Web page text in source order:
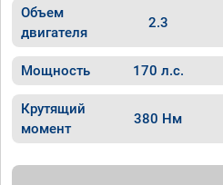
Объем
двигателя
2.3
Мощность 170 л.с.
Крутящий
момент
380 Нм